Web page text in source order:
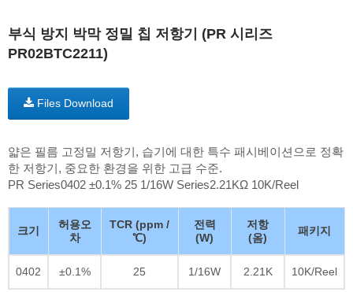
부식 방지 박막 정밀 칩 저항기 (PR 시리즈
PR02BTC2211)
Files Download
얇은 필름 고정밀 저항기, 습기에 대한 특수 패시베이션으로 정확
한 저항기, 중요한 환경을 위한 고급 수준.
PR Series0402 ±0.1% 25 1/16W Series2.21KΩ 10K/Reel
크기
허용오
차
TCR (ppm /
℃)
전력
(W)
저항
(옴)
패키지
0402 ±0.1% 25 1/16W 2.21K 10K/Reel